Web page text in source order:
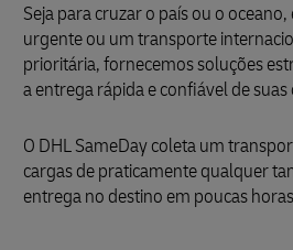
Seja para cruzar o país ou o
urgente ou um transporte
prioritária, fornecemos soluções
a entrega rápida e confiável de
O DHL SameDay coleta um
cargas de praticamente qualquer
entrega no destino em poucas